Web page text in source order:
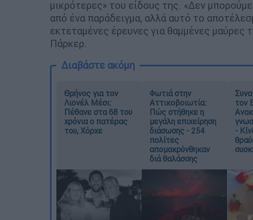
μικρότερες» του είδους της. «Δεν
από ένα παράδειγμα, αλλά αυτό το
εκτεταμένες έρευνες για θαμμένες μαύρες
Πάρκερ.
Διαβάστε ακόμη
Θρήνος για τον
Λιονέλ Μέσι:
Πέθανε στα 68 του
χρόνια ο πατέρας
του, Χόρχε
Φωτιά στην
Αττικοβοιωτία:
Πώς στήθηκε η
μεγάλη επιχείρηση
διάσωσης - 254
πολίτες
απομακρύνθηκαν
διά θαλάσσης
τον
-